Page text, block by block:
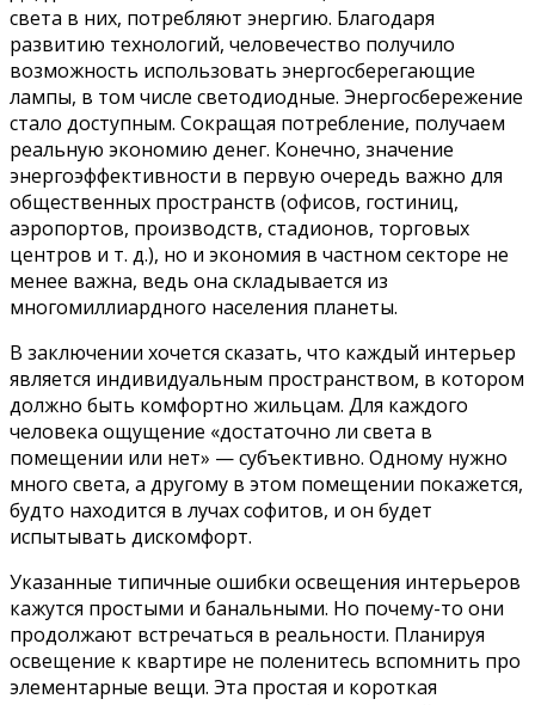
света в них, потребляют энергию. Благодаря
развитию технологий, человечество получило
возможность использовать энергосберегающие
лампы, в том числе светодиодные. Энергосбережение
стало доступным. Сокращая потребление, получаем
реальную экономию денег. Конечно, значение
энергоэффективности в первую очередь важно для
общественных пространств (офисов, гостиниц,
аэропортов, производств, стадионов, торговых
центров и т. д.), но и экономия в частном секторе не
менее важна, ведь она складывается из
многомиллиардного населения планеты.
В заключении хочется сказать, что каждый интерьер
является индивидуальным пространством, в котором
должно быть комфортно жильцам. Для каждого
человека ощущение «достаточно ли света в
помещении или нет» — субъективно. Одному нужно
много света, а другому в этом помещении покажется,
будто находится в лучах софитов, и он будет
испытывать дискомфорт.
Указанные типичные ошибки освещения интерьеров
кажутся простыми и банальными. Но почему-то они
продолжают встречаться в реальности. Планируя
освещение к квартире не поленитесь вспомнить про
элементарные вещи. Эта простая и короткая